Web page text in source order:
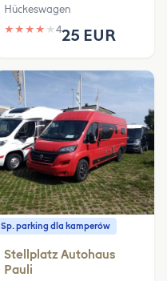
Hückeswagen
★ ★ ★ ★ ★ 425 EUR
Sp. parking dla kamperów
Stellplatz Autohaus
Pauli